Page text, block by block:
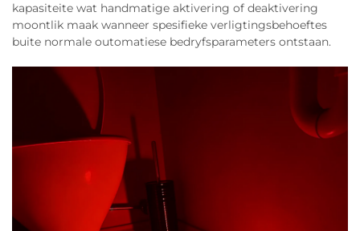
kapasiteite wat handmatige aktivering of deaktivering
moontlik maak wanneer spesifieke verligtingsbehoeftes
buite normale outomatiese bedryfsparameters ontstaan.